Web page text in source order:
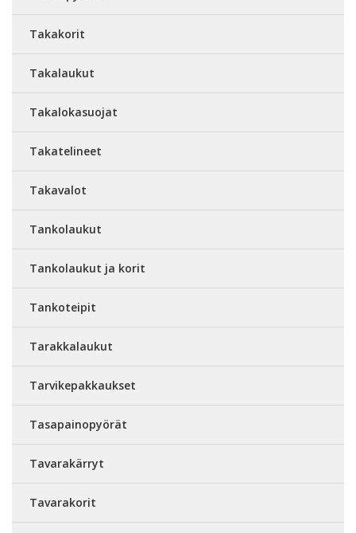
Takakorit
Takalaukut
Takalokasuojat
Takatelineet
Takavalot
Tankolaukut
Tankolaukut ja korit
Tankoteipit
Tarakkalaukut
Tarvikepakkaukset
Tasapainopyörät
Tavarakärryt
Tavarakorit